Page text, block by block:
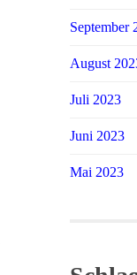
September
August
Juli 2023
Juni 2023
Mai 2023